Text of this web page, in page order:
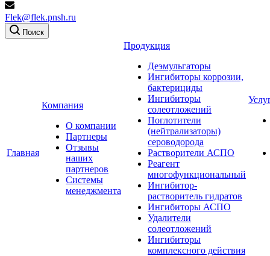
Flek@flek.pnsh.ru
Поиск
Главная
Компания
О компании
Партнеры
Отзывы
наших
партнеров
Системы
менеджмента
Продукция
Деэмульгаторы
Ингибиторы коррозии,
бактерициды
Ингибиторы
солеотложений
Поглотители
(нейтрализаторы)
сероводорода
Растворители АСПО
Реагент
многофункциональный
Ингибитор-
растворитель гидратов
Ингибиторы АСПО
Удалители
солеотложений
Ингибиторы
комплексного действия